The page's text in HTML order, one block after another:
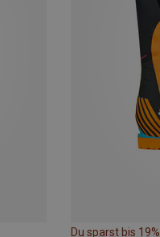
Du sparst bis 19%